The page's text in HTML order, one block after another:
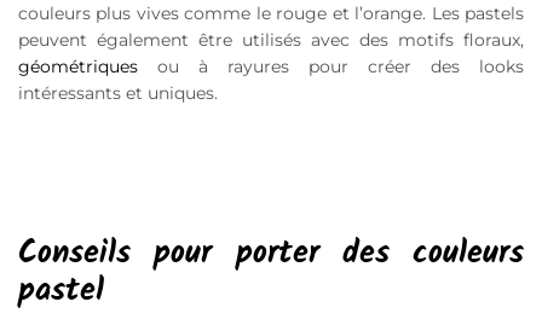
couleurs plus vives comme le rouge et l’orange. Les pastels
peuvent également être utilisés avec des motifs floraux,
géométriques ou à rayures pour créer des looks
intéressants et uniques.
Conseils pour porter des couleurs
pastel